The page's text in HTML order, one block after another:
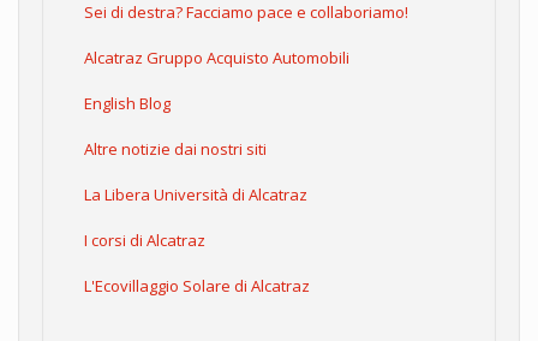
Sei di destra? Facciamo pace e collaboriamo!
Alcatraz Gruppo Acquisto Automobili
English Blog
Altre notizie dai nostri siti
La Libera Università di Alcatraz
I corsi di Alcatraz
L'Ecovillaggio Solare di Alcatraz